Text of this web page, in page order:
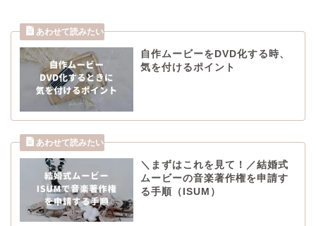
自作ムービーをDVD化する時、
気を付けるポイント
＼まずはこれを見て！／結婚式
ムービーの音楽著作権を申請す
る手順（ISUM）